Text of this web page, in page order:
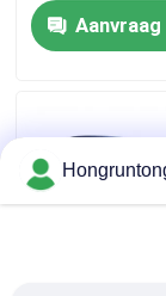
Vraag een
Dok
Yokohama